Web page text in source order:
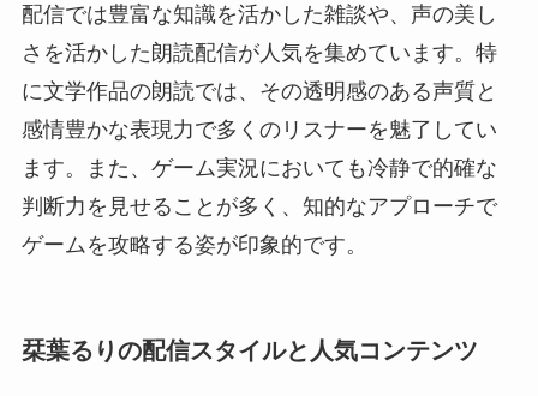
配信では豊富な知識を活かした雑談や、声の美し
さを活かした朗読配信が人気を集めています。特
に文学作品の朗読では、その透明感のある声質と
感情豊かな表現力で多くのリスナーを魅了してい
ます。また、ゲーム実況においても冷静で的確な
判断力を見せることが多く、知的なアプローチで
ゲームを攻略する姿が印象的です。
栞葉るりの配信スタイルと人気コンテンツ